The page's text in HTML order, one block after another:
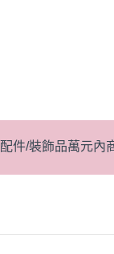
配件/裝飾品萬元內